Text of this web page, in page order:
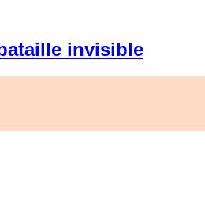
invisible